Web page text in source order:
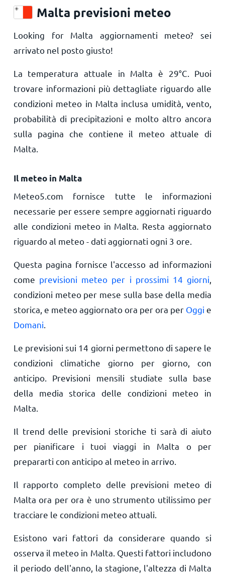
Malta previsioni meteo
Looking for Malta aggiornamenti meteo? sei
arrivato nel posto giusto!
La temperatura attuale in Malta è 29°C . Puoi
trovare informazioni più dettagliate riguardo alle
condizioni meteo in Malta inclusa umidità, vento,
probabilità di precipitazioni e molto altro ancora
sulla pagina che contiene il meteo attuale di
Malta.
Il meteo in Malta
Meteo5.com fornisce tutte le informazioni
necessarie per essere sempre aggiornati riguardo
alle condizioni meteo in Malta. Resta aggiornato
riguardo al meteo - dati aggiornati ogni 3 ore.
Questa pagina fornisce l'accesso ad informazioni
come previsioni meteo per i prossimi 14 giorni
condizioni meteo per mese sulla base della media
storica, e meteo aggiornato ora per ora per Oggi e
Domani
Le previsioni sui 14 giorni permettono di sapere le
condizioni climatiche giorno per giorno, con
anticipo. Previsioni mensili studiate sulla base
della media storica delle condizioni meteo in
Malta.
Il trend delle previsioni storiche ti sarà di aiuto
per pianificare i tuoi viaggi in Malta o per
prepararti con anticipo al meteo in arrivo.
Il rapporto completo delle previsioni meteo di
Malta ora per ora è uno strumento utilissimo per
tracciare le condizioni meteo attuali.
Esistono vari fattori da considerare quando si
osserva il meteo in Malta. Questi fattori includono
il periodo dell'anno, la stagione, l'altezza di Malta